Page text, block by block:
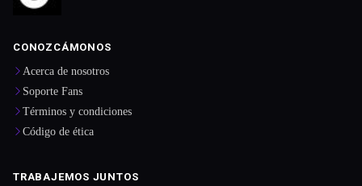
CONOZCÁMONOS
Acerca de nosotros
Soporte Fans
Términos y condiciones
Código de ética
TRABAJEMOS JUNTOS